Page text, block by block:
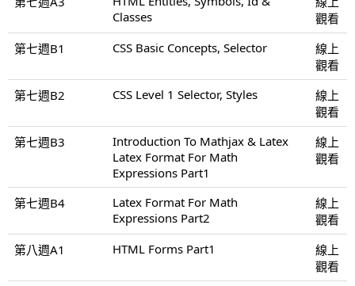
Classes
觀看
第七週B1
CSS Basic Concepts, Selector
線上
觀看
第七週B2
CSS Level 1 Selector, Styles
線上
觀看
第七週B3
Introduction To Mathjax & Latex
Latex Format For Math
Expressions Part1
線上
觀看
第七週B4
Latex Format For Math
Expressions Part2
線上
觀看
第八週A1
HTML Forms Part1
線上
觀看